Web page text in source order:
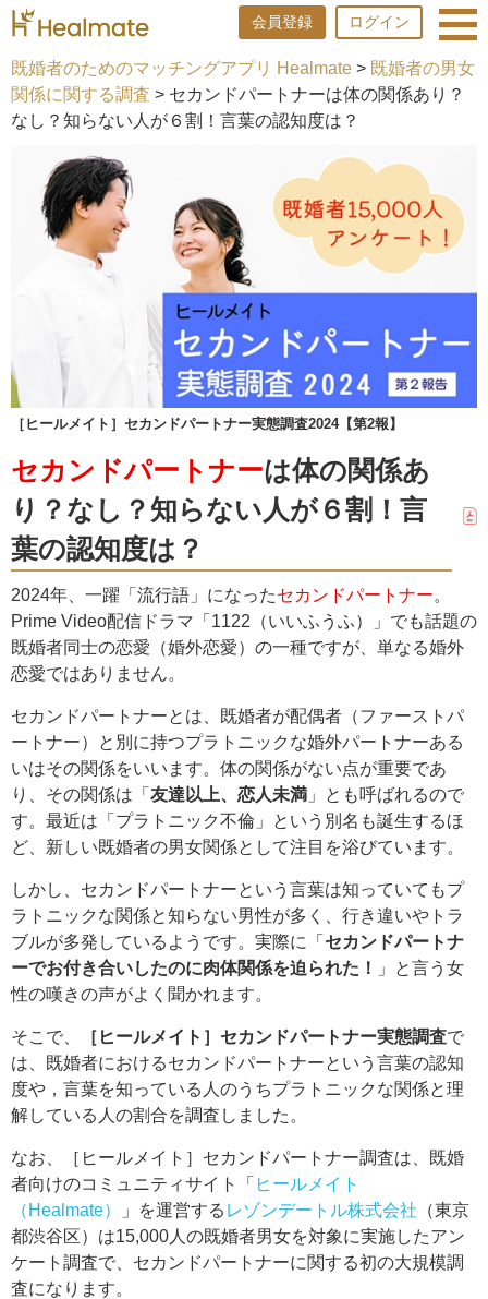
会員登録 ログイン
既婚者のためのマッチングアプリ Healmate > 既婚者の男女
関係に関する調査 > セカンドパートナーは体の関係あり？
なし？知らない人が６割！言葉の認知度は？
［ヒールメイト］セカンドパートナー実態調査2024【第2報】
セカンドパートナーは体の関係あ
り？なし？知らない人が６割！言
葉の認知度は？
2024年、一躍「流行語」になったセカンドパートナー。
Prime Video配信ドラマ「1122（いいふうふ）」でも話題の
既婚者同士の恋愛（婚外恋愛）の一種ですが、単なる婚外
恋愛ではありません。
セカンドパートナーとは、既婚者が配偶者（ファーストパ
ートナー）と別に持つプラトニックな婚外パートナーある
いはその関係をいいます。体の関係がない点が重要であ
り、その関係は「 友達以上、恋人未満 」とも呼ばれるので
す。最近は「プラトニック不倫」という別名も誕生するほ
ど、新しい既婚者の男女関係として注目を浴びています。
しかし、セカンドパートナーという言葉は知っていてもプ
ラトニックな関係と知らない男性が多く、行き違いやトラ
ブルが多発しているようです。実際に「 セカンドパートナ
ーでお付き合いしたのに肉体関係を迫られた！
」と言う女
性の嘆きの声がよく聞かれます。
そこで、 ［ヒールメイト］セカンドパートナー実態調査で
は、既婚者におけるセカンドパートナーという言葉の認知
度や，言葉を知っている人のうちプラトニックな関係と理
解している人の割合を調査しました。
なお、［ヒールメイト］セカンドパートナー調査は、既婚
者向けのコミュニティサイト「 ヒールメイト
（Healmate）
」を運営する レゾンデートル株式会社 （東京
都渋谷区）は15,000人の既婚者男女を対象に実施したアン
ケート調査で、セカンドパートナーに関する初の大規模調
査になります。